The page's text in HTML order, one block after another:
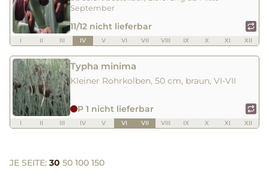
September
11/12 nicht lieferbar
I II III IV V VI VII VIII IX X XI XII
Typha minima
Kleiner Rohrkolben, 50 cm, braun, VI-VII
P 1 nicht lieferbar
I II III IV V VI VII VIII IX X XI XII
JE SEITE: 30 50 100 150